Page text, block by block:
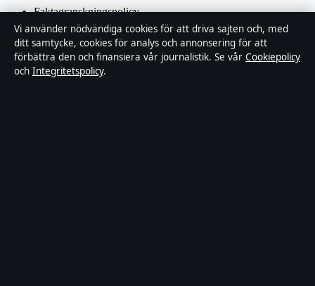
Faktagranskningspolicy
Ägande & finansiering
Integritetspolicy
Vi använder nödvändiga cookies för att driva sajten och, med
ditt samtycke, cookies för analys och annonsering för att
förbättra den och finansiera vår journalistik. Se vår Cookiepolicy
och Integritetspolicy.